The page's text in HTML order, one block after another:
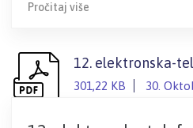
Pročitaj više
12. elektronska-
301,22 KB 30.